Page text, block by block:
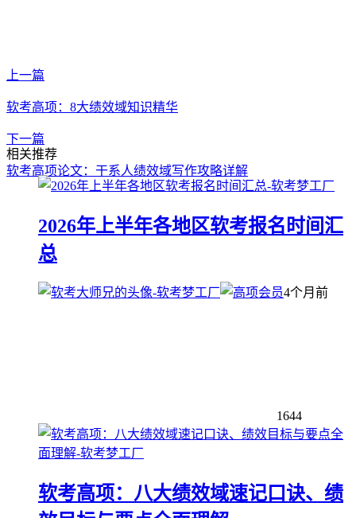
上一篇
软考高项：8大绩效域知识精华
下一篇
软考高项论文：干系人绩效域写作攻略详解
相关推荐
2026年上半年各地区软考报名时间汇
总
4个月前
1644
软考高项：八大绩效域速记口诀、绩